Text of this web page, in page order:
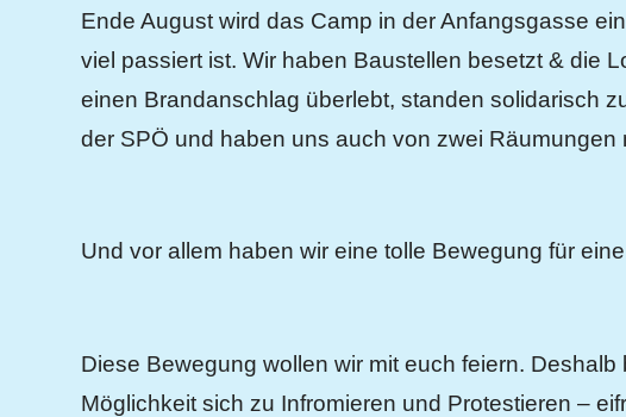
Matysek
Ende August wird das Camp in der Anfangsgasse
viel passiert ist. Wir haben Baustellen besetzt & die
einen Brandanschlag überlebt, standen solidarisch
der SPÖ und haben uns auch von zwei Räumungen
Und vor allem haben wir eine tolle Bewegung für
Diese Bewegung wollen wir mit euch feiern.
Möglichkeit sich zu Infromieren und Protestieren –